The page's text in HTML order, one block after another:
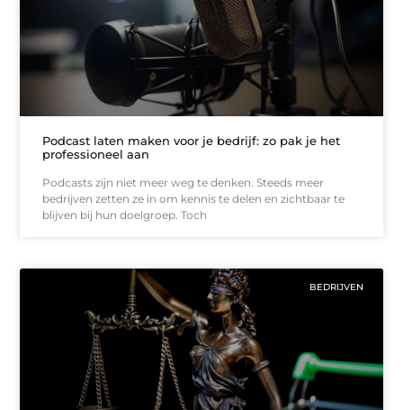
Podcast laten maken voor je bedrijf: zo pak je het
professioneel aan
Podcasts zijn niet meer weg te denken. Steeds meer
bedrijven zetten ze in om kennis te delen en zichtbaar te
blijven bij hun doelgroep. Toch
BEDRIJVEN